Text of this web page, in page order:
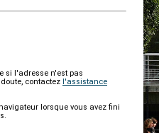
si l'adresse n'est pas
contactez l'assistance
lorsque vous avez fini